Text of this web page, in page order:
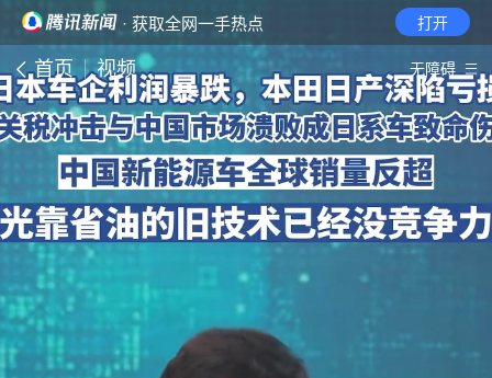
· 获取全网一手热点 打开
首页 视频 无障碍